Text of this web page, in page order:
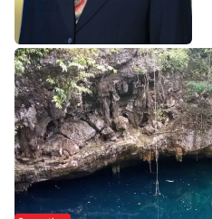
WISATA SULTRA >>